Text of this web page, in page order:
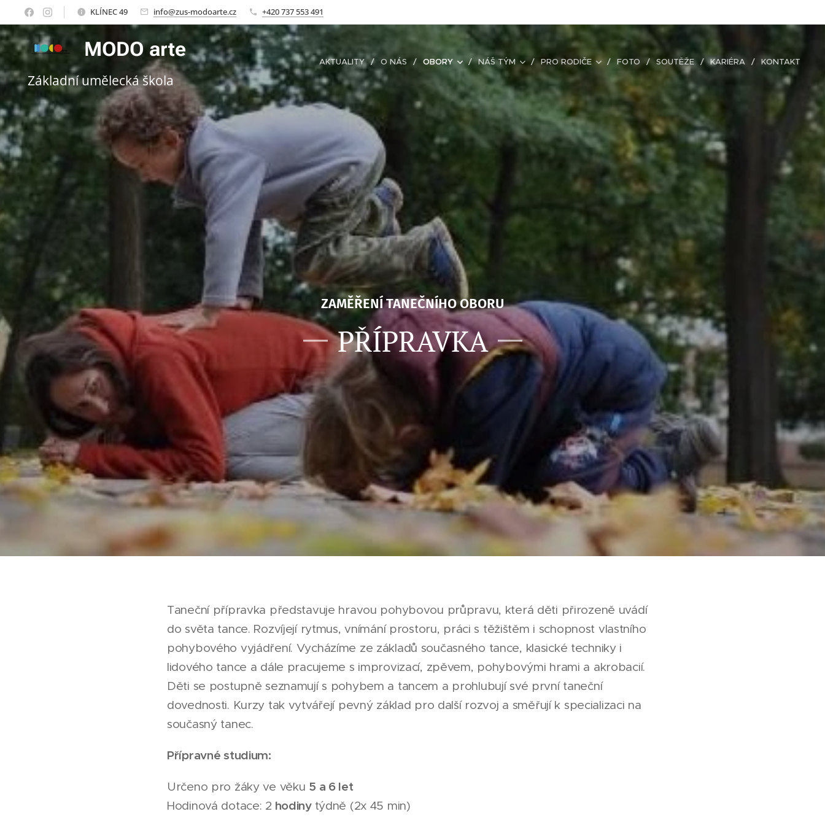
KLÍNEC 49 info@zus-modoarte.cz +420 737 553 491
MODO arte
Základní umělecká škola
AKTUALITY O NÁS OBORY NÁŠ TÝM PRO RODIČE FOTO SOUTĚŽE KARIÉRA KONTAKT
ZAMĚŘENÍ TANEČNÍHO OBORU
PŘÍPRAVKA
Taneční přípravka představuje hravou pohybovou průpravu, která děti přirozeně uvádí
do světa tance. Rozvíjejí rytmus, vnímání prostoru, práci s těžištěm i schopnost vlastního
pohybového vyjádření. Vycházíme ze základů současného tance, klasické techniky i
lidového tance a dále pracujeme s improvizací, zpěvem, pohybovými hrami a akrobacií.
Děti se postupně seznamují s pohybem a tancem a prohlubují své první taneční
dovednosti. Kurzy tak vytvářejí pevný základ pro další rozvoj a směřují k specializaci na
současný tanec.
Přípravné studium:
Určeno pro žáky ve věku 5 a 6 let
Hodinová dotace: 2 hodiny týdně (2x 45 min)